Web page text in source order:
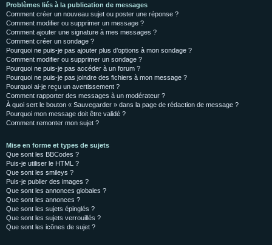
Problèmes liés à la publication de messages
Comment créer un nouveau sujet ou poster une réponse ?
Comment modifier ou supprimer un message ?
Comment ajouter une signature à mes messages ?
Comment créer un sondage ?
Pourquoi ne puis-je pas ajouter plus d’options à mon sondage ?
Comment modifier ou supprimer un sondage ?
Pourquoi ne puis-je pas accéder à un forum ?
Pourquoi ne puis-je pas joindre des fichiers à mon message ?
Pourquoi ai-je reçu un avertissement ?
Comment rapporter des messages à un modérateur ?
À quoi sert le bouton « Sauvegarder » dans la page de rédaction de message ?
Pourquoi mon message doit être validé ?
Comment remonter mon sujet ?
Mise en forme et types de sujets
Que sont les BBCodes ?
Puis-je utiliser le HTML ?
Que sont les smileys ?
Puis-je publier des images ?
Que sont les annonces globales ?
Que sont les annonces ?
Que sont les sujets épinglés ?
Que sont les sujets verrouillés ?
Que sont les icônes de sujet ?